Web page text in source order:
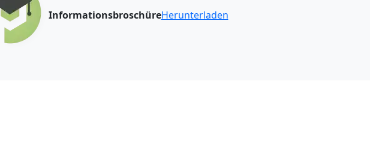
InformationsbroschüreHerunterladen